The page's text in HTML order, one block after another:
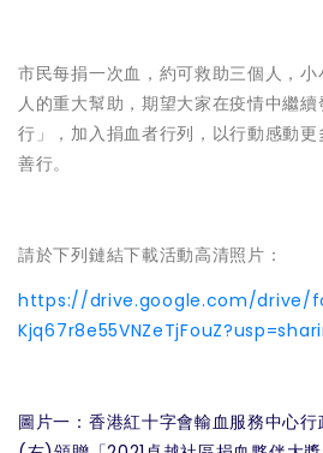
市民每捐一次血，約可救助三個人，
人的重大幫助，期望大家在疫情中繼
行」，加入捐血者行列，以行動感動
善行。
請於下列鏈結下載活動高清照片：
https://drive.google.com/drive/
圖片一：香港紅十字會輸血服務中心